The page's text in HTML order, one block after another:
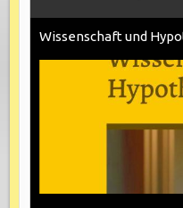
Wissenschaft und